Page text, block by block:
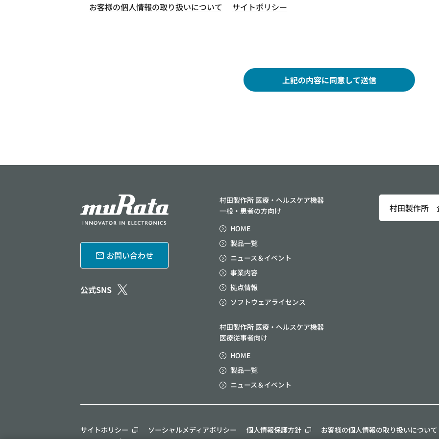
お客様の個人情報の取り扱いについて
サイトポリシー
上記の内容に同意して送信
お問い合わせ
公式SNS
村田製作所 医療・ヘルスケア機器
一般・患者の方向け
HOME
製品一覧
ニュース＆イベント
事業内容
拠点情報
ソフトウェアライセンス
村田製作所 医療・ヘルスケア機器
医療従事者向け
HOME
製品一覧
ニュース＆イベント
村田製作所
サイトポリシー ソーシャルメディアポリシー 個人情報保護方針 お客様の個人情報の取り扱いについて